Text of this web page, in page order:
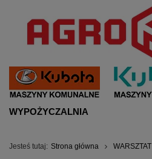
WYPOŻYCZALNIA
Jesteś tutaj: Strona główna WARSZTAT